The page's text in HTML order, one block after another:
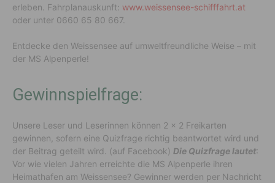
erleben. Fahrplanauskunft: www.weissensee-schifffahrt.at
oder unter 0660 65 80 667.
Entdecke den Weissensee auf umweltfreundliche Weise – mit
der MS Alpenperle!
Gewinnspielfrage:
Unsere Leser und Leserinnen können 2 x 2 Freikarten
gewinnen, sofern eine Quizfrage richtig beantwortet wird und
der Beitrag geteilt wird. (auf Facebook) Die Quizfrage lautet:
Vor wie vielen Jahren erreichte die MS Alpenperle ihren
Heimathafen am Weissensee? Gewinner werden per Nachricht